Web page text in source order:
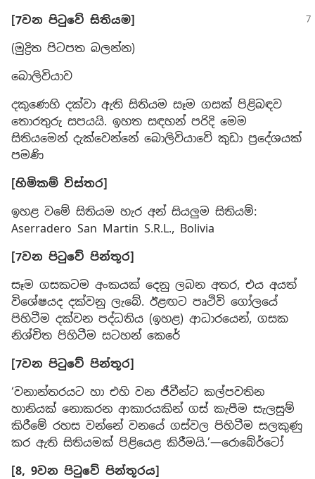
[7වන පිටුවේ සිතියම]
(මුද්‍රිත පිටපත බලන්න)
බොලිවියාව
දකුණෙහි දක්වා ඇති සිතියම සෑම ගසක් පිළිබඳව
තොරතුරු සපයයි. ඉහත සඳහන් පරිදි මෙම
සිතියමෙන් දැක්වෙන්නේ බොලිවියාවේ කුඩා ප්‍රදේශයක්
පමණි
[හිමිකම් විස්තර]
ඉහළ වමේ සිතියම හැර අන් සියලුම සිතියම්:
Aserradero San Martin S.R.L., Bolivia
[7වන පිටුවේ පින්තූර]
සෑම ගසකටම අංකයක් දෙනු ලබන අතර, එය අයත්
විශේෂයද දක්වනු ලැබේ. ඊළඟට පෘථිවි ගෝලයේ
පිහිටීම දක්වන පද්ධතිය (ඉහළ) ආධාරයෙන්, ගසක
නිශ්චිත පිහිටීම සටහන් කෙරේ
[7වන පිටුවේ පින්තූර]
‘වනාන්තරයට හා එහි වන ජීවීන්ට කල්පවතින
හානියක් නොකරන ආකාරයකින් ගස් කැපීම සැලසුම්
කිරීමේ රහස වන්නේ වනයේ ගස්වල පිහිටීම සලකුණු
කර ඇති සිතියමක් පිළියෙළ කිරීමයි.’—රොබේර්ටෝ
[8, 9වන පිටුවේ පින්තූරය]